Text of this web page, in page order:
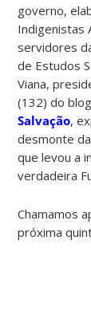
governo,
Indigenistas
servidores
de Estudos
Viana,
(132) do
Salvação,
desmonte
que levou a
verdadeira
Chamamos
próxima